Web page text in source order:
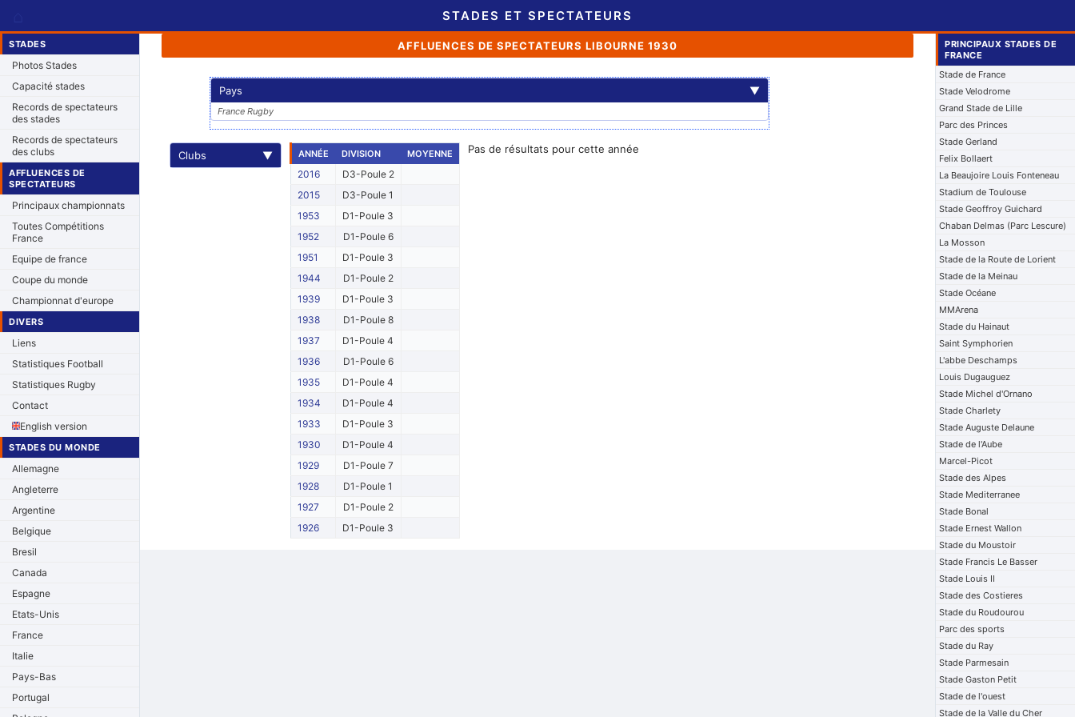
STADES ET SPECTATEURS
STADES
Photos Stades
Capacité stades
Records de spectateurs
des stades
Records de spectateurs
des clubs
AFFLUENCES DE
SPECTATEURS
Principaux championnats
Toutes Compétitions
France
Equipe de france
Coupe du monde
Championnat d'europe
DIVERS
Liens
Statistiques Football
Statistiques Rugby
Contact
English version
STADES DU MONDE
Allemagne
Angleterre
Argentine
Belgique
Bresil
Canada
Espagne
Etats-Unis
France
Italie
Pays-Bas
Portugal
AFFLUENCES DE SPECTATEURS LIBOURNE 1930
Pays ▼
France Rugby
Clubs ▼ ANNÉE DIVISION MOYENNE
2016
D3-Poule 2
2015
D3-Poule 1
1953
D1-Poule 3
1952
D1-Poule 6
1951
D1-Poule 3
1944
D1-Poule 2
1939
D1-Poule 3
1938
D1-Poule 8
1937
D1-Poule 4
1936
D1-Poule 6
1935
D1-Poule 4
1934
D1-Poule 4
1933
D1-Poule 3
1930
D1-Poule 4
1929
D1-Poule 7
1928
D1-Poule 1
1927
D1-Poule 2
1926
D1-Poule 3
Pas de résultats pour cette année
PRINCIPAUX STADES DE
FRANCE
Stade de France
Stade Velodrome
Grand Stade de Lille
Parc des Princes
Stade Gerland
Felix Bollaert
La Beaujoire Louis Fonteneau
Stadium de Toulouse
Stade Geoffroy Guichard
Chaban Delmas (Parc Lescure)
La Mosson
Stade de la Route de Lorient
Stade de la Meinau
Stade Océane
MMArena
Stade du Hainaut
Saint Symphorien
L'abbe Deschamps
Louis Dugauguez
Stade Michel d'Ornano
Stade Charlety
Stade Auguste Delaune
Stade de l'Aube
Marcel-Picot
Stade des Alpes
Stade Mediterranee
Stade Bonal
Stade Ernest Wallon
Stade du Moustoir
Stade Francis Le Basser
Stade Louis II
Stade des Costieres
Stade du Roudourou
Parc des sports
Stade du Ray
Stade Parmesain
Stade Gaston Petit
Stade de l'ouest
Stade de la Valle du Cher